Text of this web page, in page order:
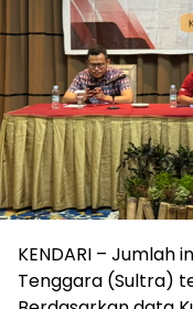
KENDARI – Jumlah
Tenggara (Sultra)